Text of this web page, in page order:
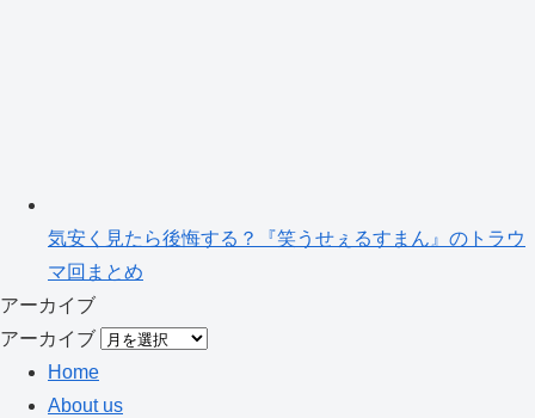
気安く見たら後悔する？『笑うせぇるすまん』のトラウ
マ回まとめ
アーカイブ
アーカイブ
Home
About us